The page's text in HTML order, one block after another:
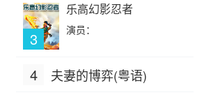
3
乐高幻影忍者
演员：
4 夫妻的博弈(粤语)